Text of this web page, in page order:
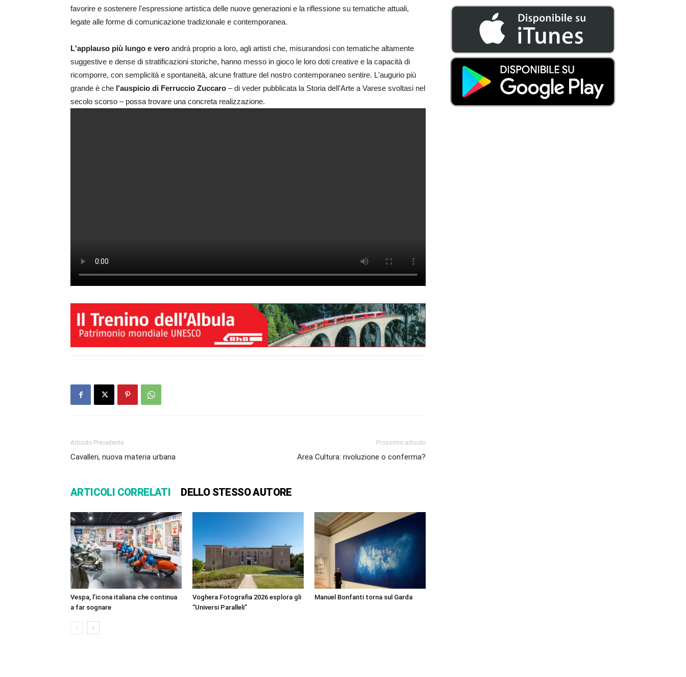
favorire e sostenere l'espressione artistica delle nuove generazioni e la riflessione su tematiche attuali,
legate alle forme di comunicazione tradizionale e contemporanea.
L'applauso più lungo e vero andrà proprio a loro, agli artisti che, misurandosi con tematiche altamente
suggestive e dense di stratificazioni storiche, hanno messo in gioco le loro doti creative e la capacità di
ricomporre, con semplicità e spontaneità, alcune fratture del nostro contemporaneo sentire. L'augurio più
grande è che l'auspicio di Ferruccio Zuccaro – di veder pubblicata la Storia dell'Arte a Varese svoltasi nel
secolo scorso – possa trovare una concreta realizzazione.
Articolo Precedente
Cavalleri, nuova materia urbana
Prossimo articolo
Area Cultura: rivoluzione o conferma?
ARTICOLI CORRELATI DELLO STESSO AUTORE
Vespa, l’icona italiana che continua
a far sognare
Voghera Fotografia 2026 esplora gli
“Universi Paralleli”
Manuel Bonfanti torna sul Garda